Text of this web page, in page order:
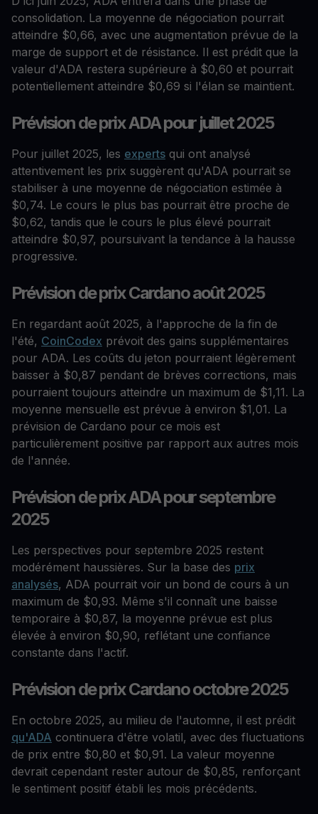
consolidation. La moyenne de négociation pourrait
atteindre $0,66, avec une augmentation prévue de la
marge de support et de résistance. Il est prédit que la
valeur d'ADA restera supérieure à $0,60 et pourrait
potentiellement atteindre $0,69 si l'élan se maintient.
Prévision de prix ADA pour juillet 2025
Pour juillet 2025, les experts qui ont analysé
attentivement les prix suggèrent qu'ADA pourrait se
stabiliser à une moyenne de négociation estimée à
$0,74. Le cours le plus bas pourrait être proche de
$0,62, tandis que le cours le plus élevé pourrait
atteindre $0,97, poursuivant la tendance à la hausse
progressive.
Prévision de prix Cardano août 2025
En regardant août 2025, à l'approche de la fin de
l'été, CoinCodex prévoit des gains supplémentaires
pour ADA. Les coûts du jeton pourraient légèrement
baisser à $0,87 pendant de brèves corrections, mais
pourraient toujours atteindre un maximum de $1,11. La
moyenne mensuelle est prévue à environ $1,01. La
prévision de Cardano pour ce mois est
particulièrement positive par rapport aux autres mois
de l'année.
Prévision de prix ADA pour septembre
2025
Les perspectives pour septembre 2025 restent
modérément haussières. Sur la base des prix
analysés, ADA pourrait voir un bond de cours à un
maximum de $0,93. Même s'il connaît une baisse
temporaire à $0,87, la moyenne prévue est plus
élevée à environ $0,90, reflétant une confiance
constante dans l'actif.
Prévision de prix Cardano octobre 2025
En octobre 2025, au milieu de l'automne, il est prédit
qu'ADA continuera d'être volatil, avec des fluctuations
de prix entre $0,80 et $0,91. La valeur moyenne
devrait cependant rester autour de $0,85, renforçant
le sentiment positif établi les mois précédents.